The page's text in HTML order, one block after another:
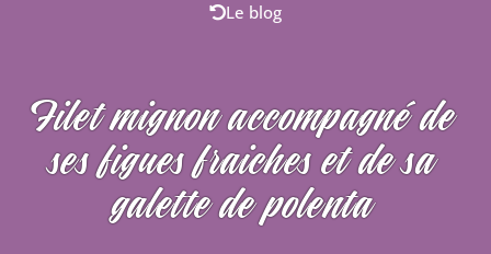
Le blog
Filet mignon accompagné de
ses figues fraiches et de sa
galette de polenta